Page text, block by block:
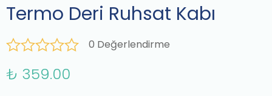
Termo Deri Ruhsat Kabı
0 Değerlendirme
₺ 359.00